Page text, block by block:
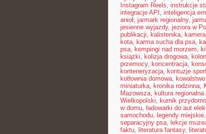
Instagram Reels, instrukcje
integracje API , inteligencja
anioł, jarmark regionalny,
jesienne wyjazdy, jeziora w
publikacji, kalistenika,
kota, karma sucha dla psa,
psa, kempingi nad morzem,
książki, kolizja drogowa,
przemocy, koncentracja,
konteneryzacja, kontuzje
kotłownia domowa,
miniaturka, kronika rodzinna,
Mazowsza, kultura
Wielkopolski, kurnik
w domu, ładowarki do aut
samochodu, legendy miejskie,
separacyjny psa, lekcje
faktu, literatura fantasy,